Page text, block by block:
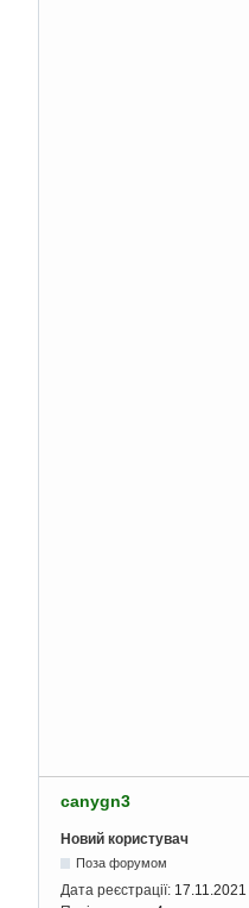
canygn3
Новий користувач
Поза форумом
Дата реєстрації: 17.11.2021